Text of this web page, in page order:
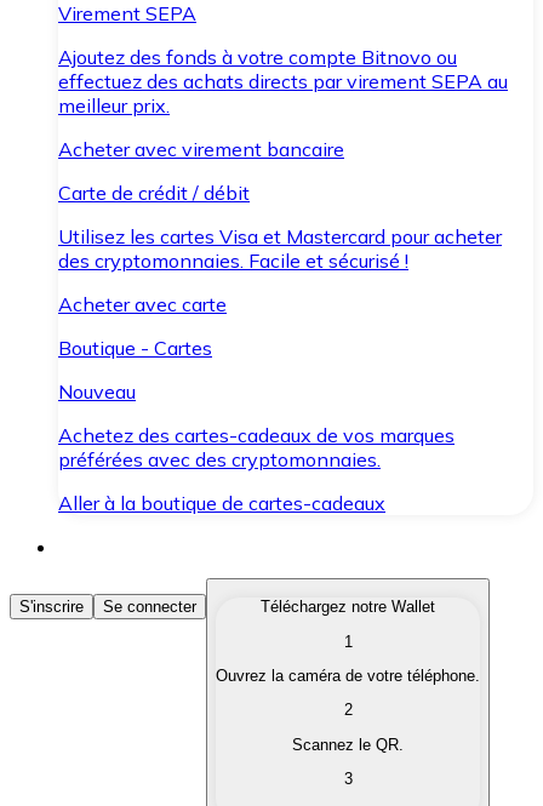
Virement SEPA
Ajoutez des fonds à votre compte Bitnovo ou
effectuez des achats directs par virement SEPA au
meilleur prix.
Acheter avec virement bancaire
Carte de crédit / débit
Utilisez les cartes Visa et Mastercard pour acheter
des cryptomonnaies. Facile et sécurisé !
Acheter avec carte
Boutique - Cartes
Nouveau
Achetez des cartes-cadeaux de vos marques
préférées avec des cryptomonnaies.
Aller à la boutique de cartes-cadeaux
Acheter des Cryptomonnaies
Achetez les cryptomonnaies qui vous intéressent
Convertissez vos cryptomonnaies en monnaie
S'inscrire Se connecter
Téléchargez notre Wallet
1
Ouvrez la caméra de votre téléphone.
2
Scannez le QR.
3